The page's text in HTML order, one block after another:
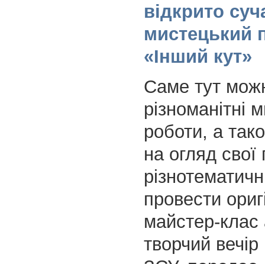
відкрито
мистецький
«Інший кут»
Саме тут
різноманітні
роботи, а
на огляд свої
провести
майстер-
творчий